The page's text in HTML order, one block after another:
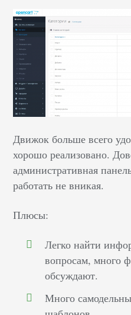
Движок больше всего
хорошо реализовано.
административная
работать не вникая.
Плюсы:
Легко найти
вопросам, много
обсуждают.
Много